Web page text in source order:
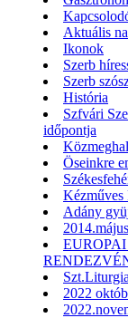
Aktuális
Ikonok
Szerb
Szerb
História
Szfvári
időpontja
Öseinkre
Kézműves
Adány
2022